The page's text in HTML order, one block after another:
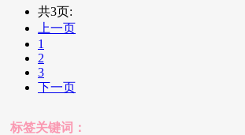
共3页:
上一页
1
2
3
下一页
标签关键词：